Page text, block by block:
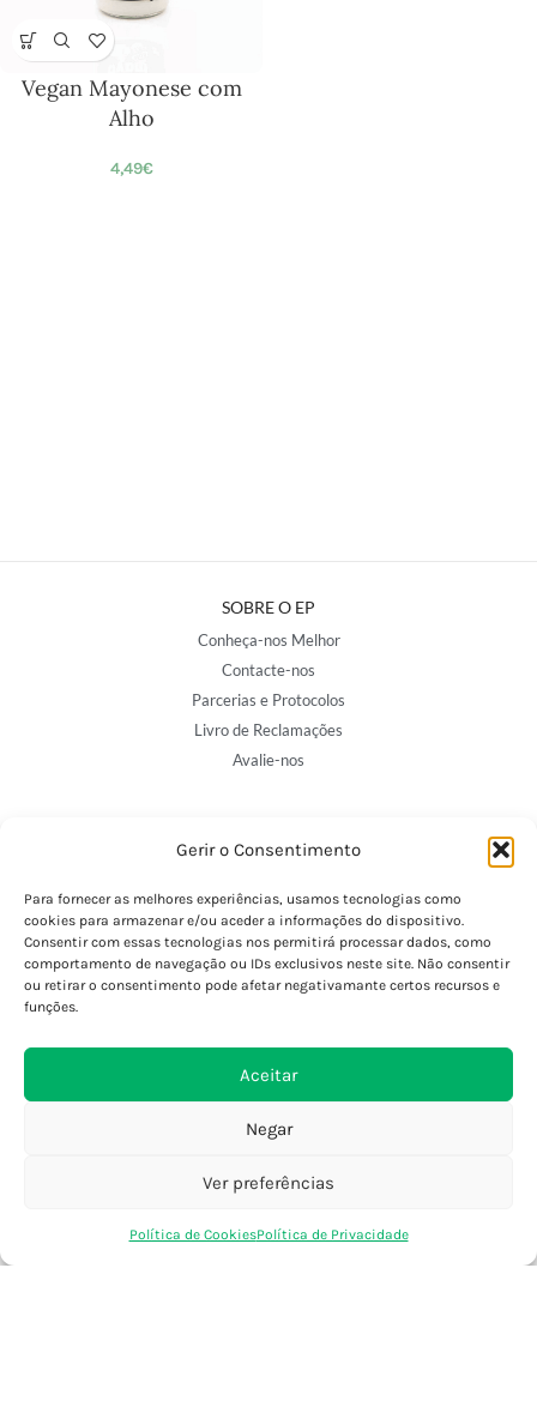
Gerir o Consentimento
Para fornecer as melhores experiências, usamos tecnologias como
cookies para armazenar e/ou aceder a informações do dispositivo.
Consentir com essas tecnologias nos permitirá processar dados, como
comportamento de navegação ou IDs exclusivos neste site. Não consentir
ou retirar o consentimento pode afetar negativamante certos recursos e
funções.
Aceitar
Negar
Ver preferências
Política de CookiesPolítica de Privacidade
Vegan Mayonese com
Alho
4,49€
SOBRE O EP
Conheça-nos Melhor
Contacte-nos
Parcerias e Protocolos
Livro de Reclamações
Avalie-nos
NOSSAS LOJAS
Porto - Boavista
Porto - Foz
Porto - S. João
Viana do Castelo
SAIBA MAIS
Política de Privacidade
Termos e Condições
Perguntas Frequentes